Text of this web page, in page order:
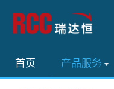
首页 产品服务